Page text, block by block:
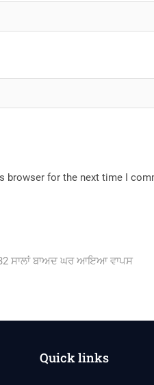
browser for the next time I
ਸਾਲਾਂ ਬਾਅਦ ਘਰ ਆਇਆ ਵਾਪਸ
Quick links